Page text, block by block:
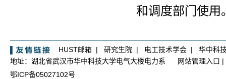
和调度部门使用
HUST邮箱 | 研究生院 | 电工技术学会 | 华中科
地址：湖北省武汉市华中科技大学电气大楼电力系
网站管理入口 |
鄂ICP备05027102号